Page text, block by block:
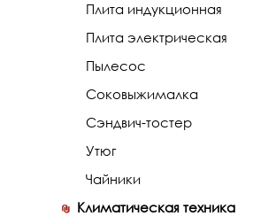
Плита индукционная
Плита электрическая
Пылесос
Соковыжималка
Сэндвич-тостер
Утюг
Чайники
Климатическая техника